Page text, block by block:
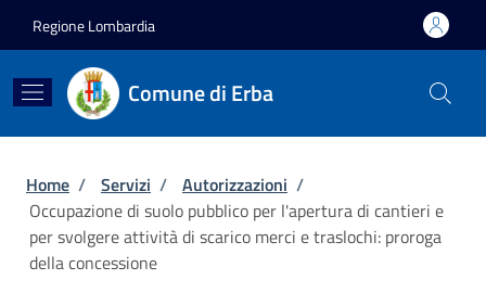
Regione Lombardia
Comune di Erba
Briciole di pane
Home / Servizi / Autorizzazioni /
Occupazione di suolo pubblico per l'apertura di cantieri e
per svolgere attività di scarico merci e traslochi: proroga
della concessione